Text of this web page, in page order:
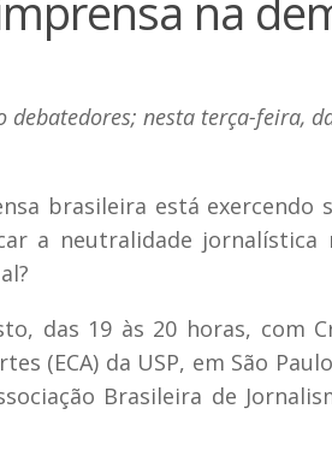
debatedores; nesta terça-feira,
brasileira está exercendo
a neutralidade jornalística
das 19 às 20 horas, com
(ECA) da USP, em São
Brasileira de